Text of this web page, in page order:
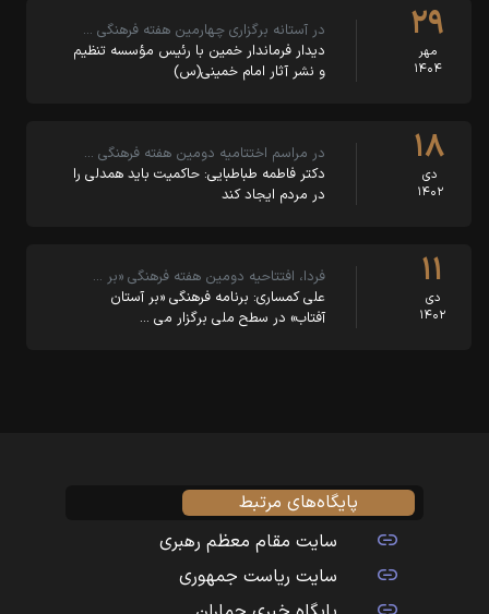
۲۹
مهر
۱۴۰۴
در آستانه برگزاری چهارمین هفته فرهنگی …
دیدار فرماندار خمین با رئیس مؤسسه تنظیم
و نشر آثار امام خمینی(س)
۱۸
دی
۱۴۰۲
در مراسم اختتامیه دومین هفته فرهنگی …
دکتر فاطمه طباطبایی: حاکمیت باید همدلی را
در مردم ایجاد کند
۱۱
دی
۱۴۰۲
فردا، افتتاحیه دومین هفته فرهنگی «بر …
علی کمساری: برنامه فرهنگی «بر آستان
آفتاب» در سطح ملی برگزار می …
پایگاه‌های مرتبط
سایت مقام معظم رهبری
سایت ریاست جمهوری